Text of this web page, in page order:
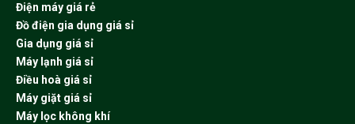
Điện máy giá rẻ
Đồ điện gia dụng giá sỉ
Gia dụng giá sỉ
Máy lạnh giá sỉ
Điều hoà giá sỉ
Máy giặt giá sỉ
Máy lọc không khí